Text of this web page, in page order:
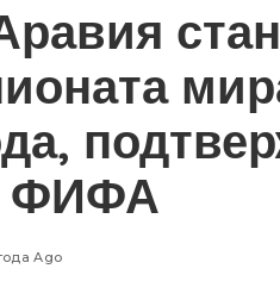
ФИФА
Ago